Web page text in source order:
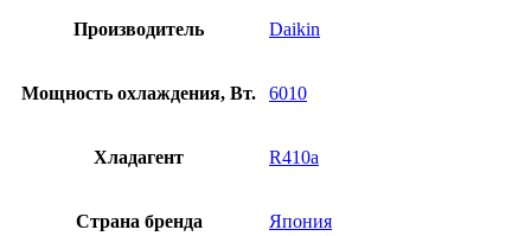
Производитель Daikin
Мощность охлаждения, Вт. 6010
Хладагент R410a
Страна бренда Япония